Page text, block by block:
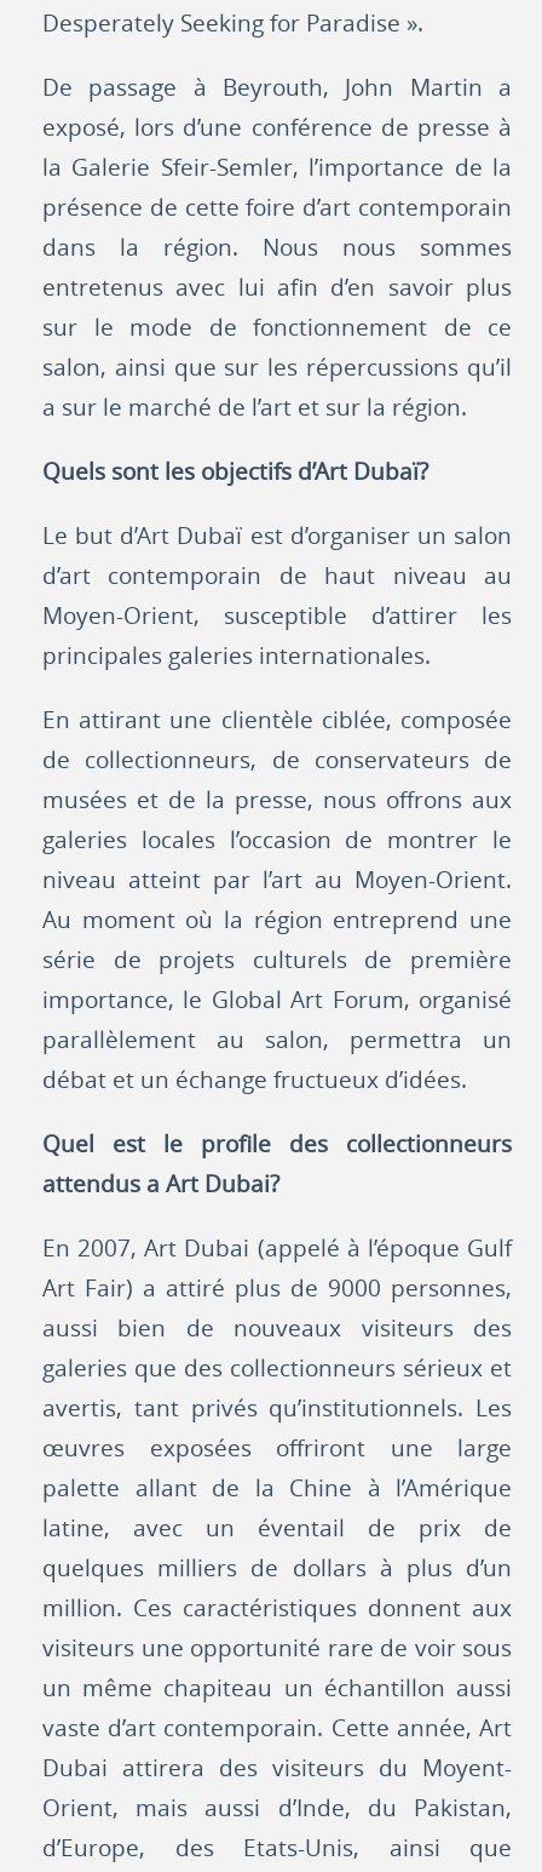
Desperately Seeking for Paradise ».
De passage à Beyrouth, John Martin a
exposé, lors d’une conférence de presse à
la Galerie Sfeir-Semler, l’importance de la
présence de cette foire d’art contemporain
dans la région. Nous nous sommes
entretenus avec lui afin d’en savoir plus
sur le mode de fonctionnement de ce
salon, ainsi que sur les répercussions qu’il
a sur le marché de l’art et sur la région.
Quels sont les objectifs d’Art Dubaï?
Le but d’Art Dubaï est d’organiser un salon
d’art contemporain de haut niveau au
Moyen-Orient, susceptible d’attirer les
principales galeries internationales.
En attirant une clientèle ciblée, composée
de collectionneurs, de conservateurs de
musées et de la presse, nous offrons aux
galeries locales l’occasion de montrer le
niveau atteint par l’art au Moyen-Orient.
Au moment où la région entreprend une
série de projets culturels de première
importance, le Global Art Forum, organisé
parallèlement au salon, permettra un
débat et un échange fructueux d’idées.
Quel est le profile des collectionneurs
attendus a Art Dubai?
En 2007, Art Dubai (appelé à l’époque Gulf
Art Fair) a attiré plus de 9000 personnes,
aussi bien de nouveaux visiteurs des
galeries que des collectionneurs sérieux et
avertis, tant privés qu’institutionnels. Les
œuvres exposées offriront une large
palette allant de la Chine à l’Amérique
latine, avec un éventail de prix de
quelques milliers de dollars à plus d’un
million. Ces caractéristiques donnent aux
visiteurs une opportunité rare de voir sous
un même chapiteau un échantillon aussi
vaste d’art contemporain. Cette année, Art
Dubai attirera des visiteurs du Moyent-
Orient, mais aussi d’Inde, du Pakistan,
d’Europe, des Etats-Unis, ainsi que